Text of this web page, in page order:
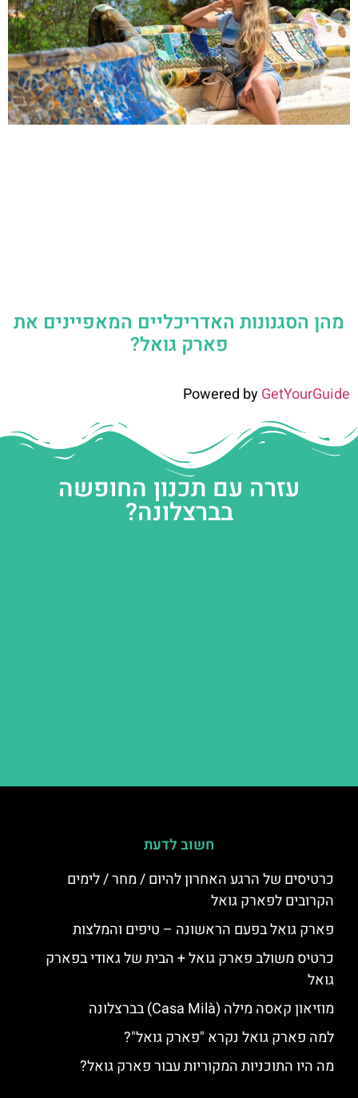
מהן הסגנונות האדריכליים המאפיינים את
פארק גואל?
Powered byGetYourGuide
עזרה עם תכנון החופשה
בברצלונה?
חשוב לדעת
כרטיסים של הרגע האחרון להיום / מחר / לימים
הקרובים לפארק גואל
פארק גואל בפעם הראשונה – טיפים והמלצות
כרטיס משולב פארק גואל + הבית של גאודי בפארק
גואל
מוזיאון קאסה מילה (Casa Milà) בברצלונה
למה פארק גואל נקרא "פארק גואל"?
מה היו התוכניות המקוריות עבור פארק גואל?